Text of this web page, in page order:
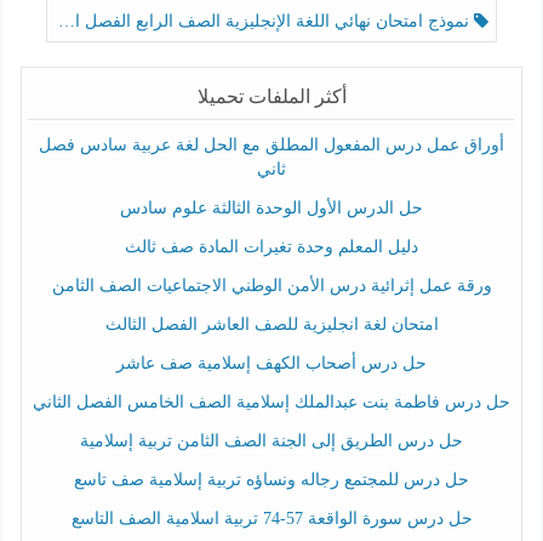
نموذج امتحان نهائي اللغة الإنجليزية الصف الرابع الفصل الثالث
أكثر الملفات تحميلا
أوراق عمل درس المفعول المطلق مع الحل لغة عربية سادس فصل
ثاني
حل الدرس الأول الوحدة الثالثة علوم سادس
دليل المعلم وحدة تغيرات المادة صف ثالث
ورقة عمل إثرائية درس الأمن الوطني الاجتماعيات الصف الثامن
امتحان لغة انجليزية للصف العاشر الفصل الثالث
حل درس أصحاب الكهف إسلامية صف عاشر
حل درس فاطمة بنت عبدالملك إسلامية الصف الخامس الفصل الثاني
حل درس الطريق إلى الجنة الصف الثامن تربية إسلامية
حل درس للمجتمع رجاله ونساؤه تربية إسلامية صف تاسع
حل درس سورة الواقعة 57-74 تربية اسلامية الصف التاسع